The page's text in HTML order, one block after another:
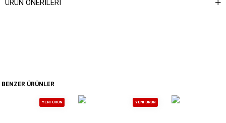
ÜRÜN ÖNERILERI
BENZER ÜRÜNLER
YENI ÜRÜN YENI ÜRÜN